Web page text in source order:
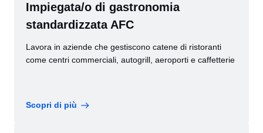
Impiegata/o di gastronomia
standardizzata AFC
Lavora in aziende che gestiscono catene di ristoranti
come centri commerciali, autogrill, aeroporti e caffetterie
Scopri di più